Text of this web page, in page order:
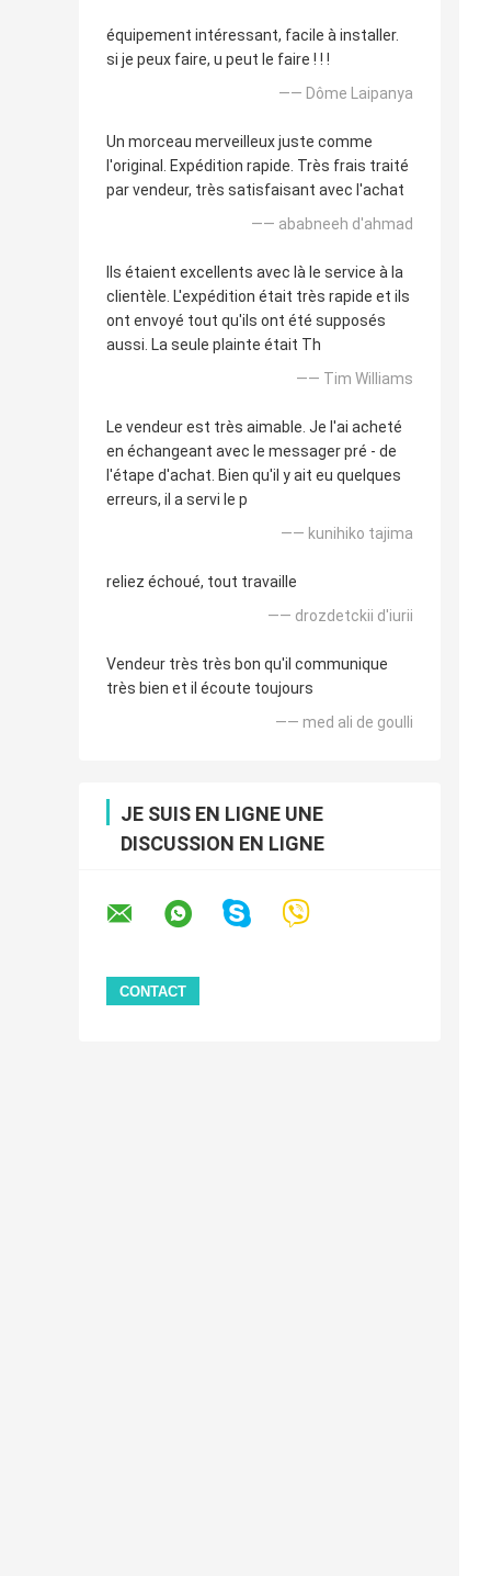
équipement intéressant, facile à installer.
si je peux faire, u peut le faire ! ! !
—— Dôme Laipanya
Un morceau merveilleux juste comme
l'original. Expédition rapide. Très frais traité
par vendeur, très satisfaisant avec l'achat
—— ababneeh d'ahmad
Ils étaient excellents avec là le service à la
clientèle. L'expédition était très rapide et ils
ont envoyé tout qu'ils ont été supposés
aussi. La seule plainte était Th
—— Tim Williams
Le vendeur est très aimable. Je l'ai acheté
en échangeant avec le messager pré - de
l'étape d'achat. Bien qu'il y ait eu quelques
erreurs, il a servi le p
—— kunihiko tajima
reliez échoué, tout travaille
—— drozdetckii d'iurii
Vendeur très très bon qu'il communique
très bien et il écoute toujours
—— med ali de goulli
JE SUIS EN LIGNE UNE
DISCUSSION EN LIGNE